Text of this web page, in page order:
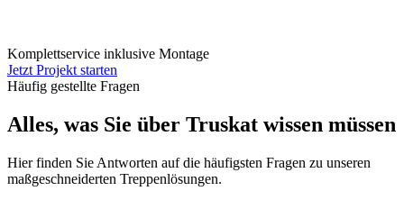
Komplettservice inklusive Montage
Jetzt Projekt starten
Häufig gestellte Fragen
Alles, was Sie über Truskat wissen müssen
Hier finden Sie Antworten auf die häufigsten Fragen zu unseren
maßgeschneiderten Treppenlösungen.